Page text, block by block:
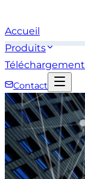
Accueil
Produits
Téléchargement
Contact